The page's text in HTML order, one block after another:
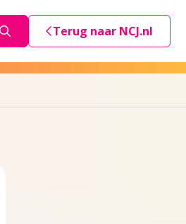
Terug naar NCJ.nl
Deze link stuurt je terug